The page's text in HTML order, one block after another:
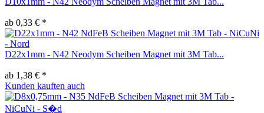
ab 0,33 € *
D22x1mm - N42 Neodym Scheiben Magnet mit 3M Tab...
ab 1,38 € *
Kunden kauften auch